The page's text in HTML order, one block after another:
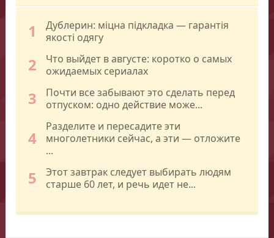
1
Дублерин: міцна підкладка — гарантія
якості одягу
2
Что выйдет в августе: коротко о самых
ожидаемых сериалах
3
Почти все забывают это сделать перед
отпуском: одно действие може...
4
Разделите и пересадите эти
многолетники сейчас, а эти — отложите
...
5
Этот завтрак следует выбирать людям
старше 60 лет, и речь идет не...